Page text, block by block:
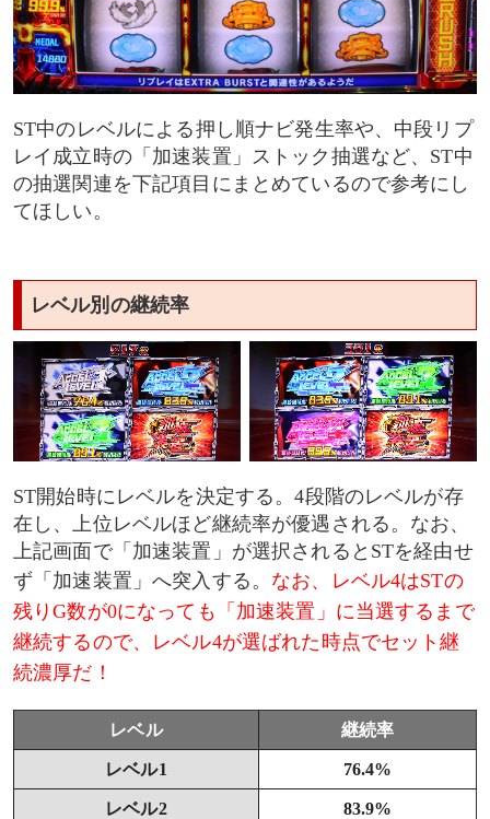
ST中のレベルによる押し順ナビ発生率や、中段リプ
レイ成立時の「加速装置」ストック抽選など、ST中
の抽選関連を下記項目にまとめているので参考にし
てほしい。
レベル別の継続率
ST開始時にレベルを決定する。4段階のレベルが存
在し、上位レベルほど継続率が優遇される。なお、
上記画面で「加速装置」が選択されるとSTを経由せ
ず「加速装置」へ突入する。 なお、レベル4はSTの
残りG数が0になっても「加速装置」に当選するまで
継続するので、レベル4が選ばれた時点でセット継
続濃厚だ！
レベル 継続率
レベル1 76.4%
レベル2 83.9%